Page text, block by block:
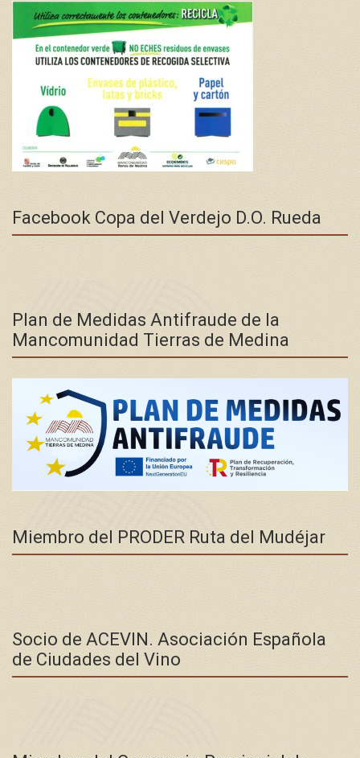
Facebook Copa del Verdejo D.O. Rueda
Plan de Medidas Antifraude de la
Mancomunidad Tierras de Medina
Miembro del PRODER Ruta del Mudéjar
Socio de ACEVIN. Asociación Española
de Ciudades del Vino